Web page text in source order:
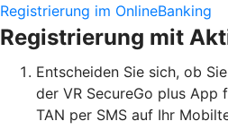
Registrierung im OnlineBanking
Registrierung mit
Entscheiden Sie sich, ob
der VR SecureGo plus
TAN per SMS auf Ihr